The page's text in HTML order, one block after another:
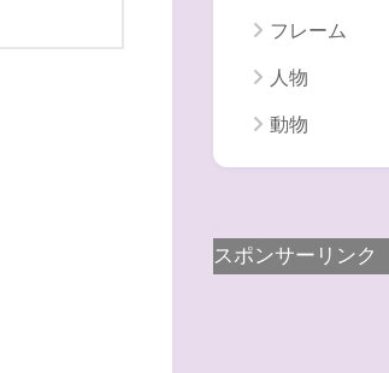
フレーム
人物
動物
スポンサーリンク